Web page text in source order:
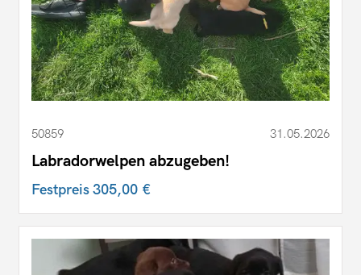
50859 31.05.2026
Labradorwelpen abzugeben!
Festpreis305,00 €